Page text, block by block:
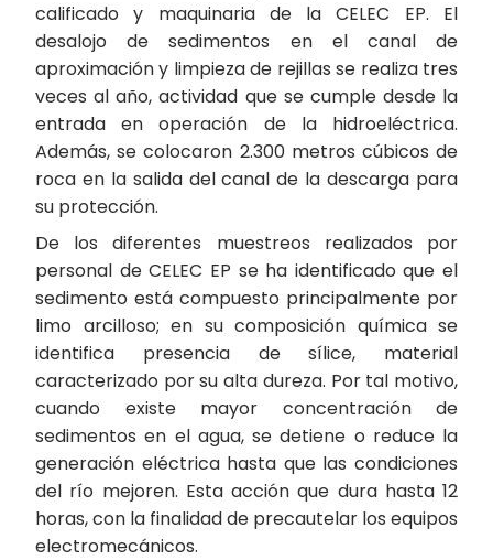
calificado y maquinaria de la CELEC EP. El
desalojo de sedimentos en el canal de
aproximación y limpieza de rejillas se realiza tres
veces al año, actividad que se cumple desde la
entrada en operación de la hidroeléctrica.
Además, se colocaron 2.300 metros cúbicos de
roca en la salida del canal de la descarga para
su protección.
De los diferentes muestreos realizados por
personal de CELEC EP se ha identificado que el
sedimento está compuesto principalmente por
limo arcilloso; en su composición química se
identifica presencia de sílice, material
caracterizado por su alta dureza. Por tal motivo,
cuando existe mayor concentración de
sedimentos en el agua, se detiene o reduce la
generación eléctrica hasta que las condiciones
del río mejoren. Esta acción que dura hasta 12
horas, con la finalidad de precautelar los equipos
electromecánicos.